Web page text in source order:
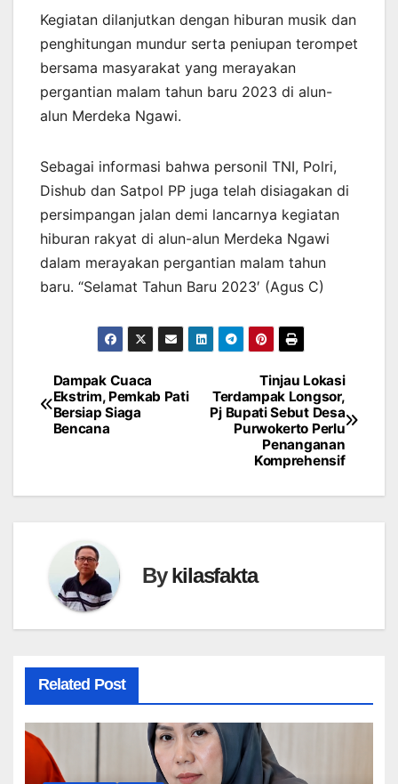
Kegiatan dilanjutkan dengan hiburan musik dan
penghitungan mundur serta peniupan terompet
bersama masyarakat yang merayakan
pergantian malam tahun baru 2023 di alun-
alun Merdeka Ngawi.
Sebagai informasi bahwa personil TNI, Polri,
Dishub dan Satpol PP juga telah disiagakan di
persimpangan jalan demi lancarnya kegiatan
hiburan rakyat di alun-alun Merdeka Ngawi
dalam merayakan pergantian malam tahun
baru. “Selamat Tahun Baru 2023′ (Agus C)
Navigasi
pos
Tinjau Lokasi
Terdampak Longsor,
Pj Bupati Sebut Desa
Purwokerto Perlu
Penanganan
Komprehensif
Dampak Cuaca
Ekstrim, Pemkab Pati
Bersiap Siaga
Bencana
Bykilasfakta
Related Post